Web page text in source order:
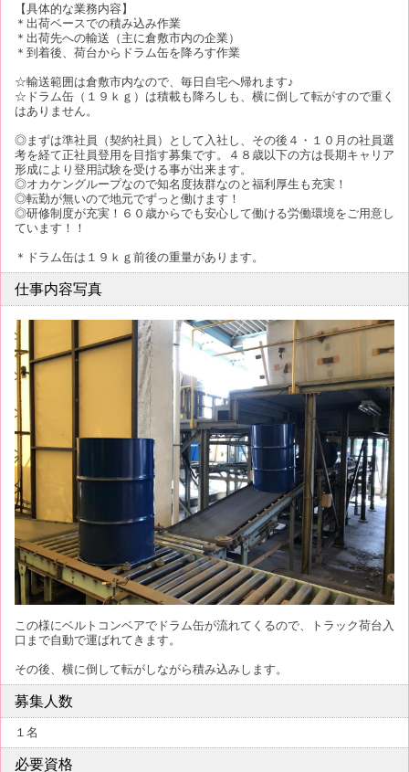
【具体的な業務内容】
＊出荷ベースでの積み込み作業
＊出荷先への輸送（主に倉敷市内の企業）
＊到着後、荷台からドラム缶を降ろす作業
☆輸送範囲は倉敷市内なので、毎日自宅へ帰れます♪
☆ドラム缶（１９ｋｇ）は積載も降ろしも、横に倒して転がすので重く
はありません。
◎まずは準社員（契約社員）として入社し、その後４・１０月の社員選
考を経て正社員登用を目指す募集です。４８歳以下の方は長期キャリア
形成により登用試験を受ける事が出来ます。
◎オカケングループなので知名度抜群なのと福利厚生も充実！
◎転勤が無いので地元でずっと働けます！
◎研修制度が充実！６０歳からでも安心して働ける労働環境をご用意し
ています！！
＊ドラム缶は１９ｋｇ前後の重量があります。
仕事内容写真
この様にベルトコンベアでドラム缶が流れてくるので、トラック荷台入
口まで自動で運ばれてきます。
その後、横に倒して転がしながら積み込みします。
募集人数
１名
必要資格